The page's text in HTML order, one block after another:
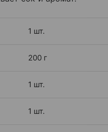
1 шт.
200 г
1 шт.
1 шт.